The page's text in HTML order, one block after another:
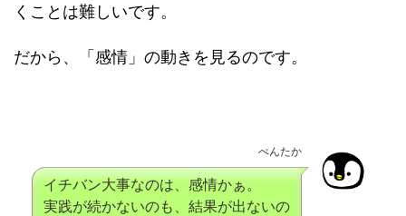
くことは難しいです。
だから、「感情」の動きを見るのです。
ぺんたか
イチバン大事なのは、感情かぁ。
実践が続かないのも、結果が出ないの